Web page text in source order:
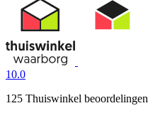
10.0
125 Thuiswinkel beoordelingen